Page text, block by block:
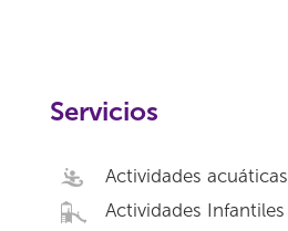
Servicios
Actividades acuáticas
Actividades Infantiles